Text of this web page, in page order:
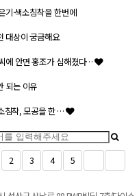
기·색소침착을 한번에
대상이 궁금해요
에 안면 홍조가 심해졌다…
되는 이유
침착, 모공을 한 …
2 3 4 5